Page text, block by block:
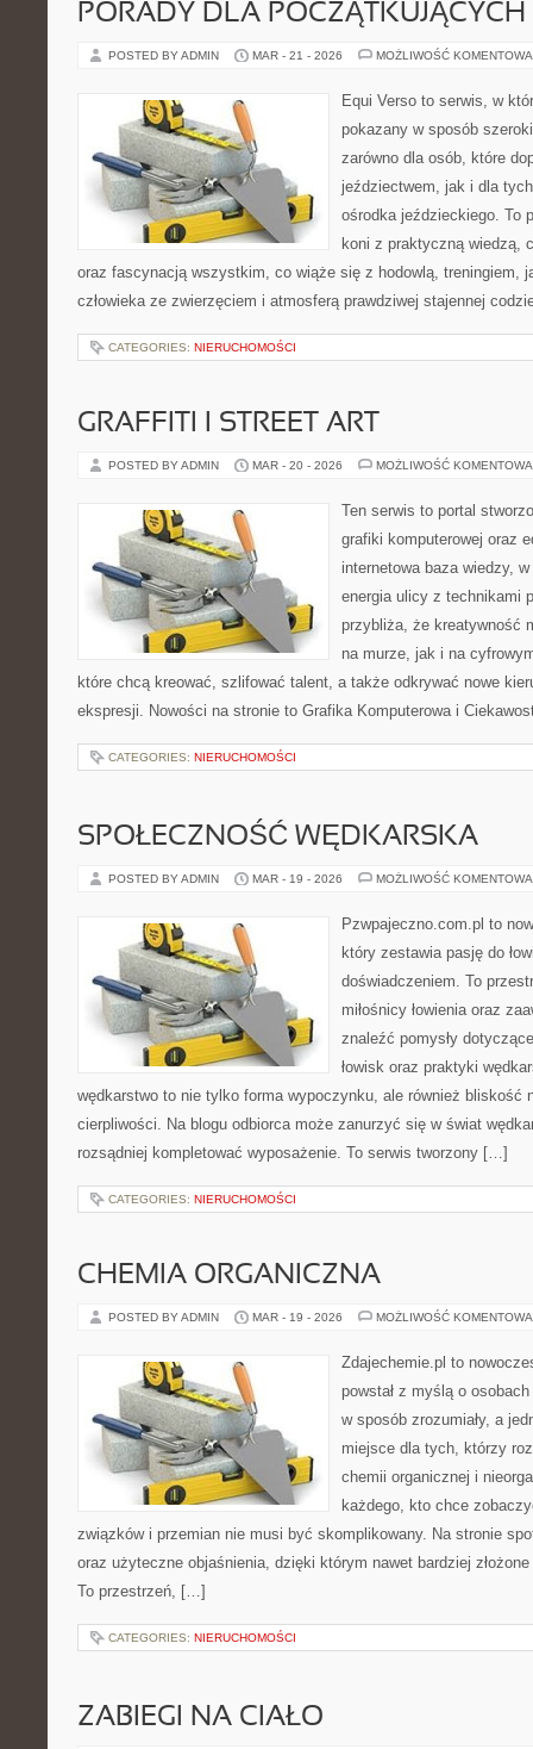
PORADY DLA POCZĄTKUJĄCYCH
POSTED BY ADMIN MAR - 21 - 2026 MOŻLIWOŚĆ
Equi Verso to serwis, w
pokazany w sposób
zarówno dla osób, które
jeździectwem, jak i dla
ośrodka jeździeckiego. To
koni z praktyczną wiedzą,
oraz fascynacją wszystkim, co wiąże się z hodowlą, treningiem,
człowieka ze zwierzęciem i atmosferą prawdziwej stajennej
CATEGORIES: NIERUCHOMOŚCI
GRAFFITI I STREET ART
POSTED BY ADMIN MAR - 20 - 2026 MOŻLIWOŚĆ
Ten serwis to portal
grafiki komputerowej oraz
internetowa baza wiedzy,
energia ulicy z technikami
przybliża, że kreatywność
na murze, jak i na
które chcą kreować, szlifować talent, a także odkrywać nowe
ekspresji. Nowości na stronie to Grafika Komputerowa i
CATEGORIES: NIERUCHOMOŚCI
SPOŁECZNOŚĆ WĘDKARSKA
POSTED BY ADMIN MAR - 19 - 2026 MOŻLIWOŚĆ
Pzwpajeczno.com.pl to
który zestawia pasję do
doświadczeniem. To
miłośnicy łowienia oraz
znaleźć pomysły
łowisk oraz praktyki
wędkarstwo to nie tylko forma wypoczynku, ale również bliskość
cierpliwości. Na blogu odbiorca może zanurzyć się w świat
rozsądniej kompletować wyposażenie. To serwis tworzony […]
CATEGORIES: NIERUCHOMOŚCI
CHEMIA ORGANICZNA
POSTED BY ADMIN MAR - 19 - 2026 MOŻLIWOŚĆ
Zdajechemie.pl to
powstał z myślą o
w sposób zrozumiały, a
miejsce dla tych, którzy
chemii organicznej i
każdego, kto chce
związków i przemian nie musi być skomplikowany. Na stronie
oraz użyteczne objaśnienia, dzięki którym nawet bardziej
To przestrzeń, […]
CATEGORIES: NIERUCHOMOŚCI
ZABIEGI NA CIAŁO